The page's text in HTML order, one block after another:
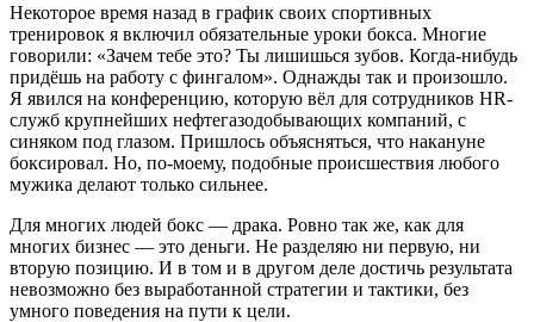
Некоторое время назад в график своих спортивных
тренировок я включил обязательные уроки бокса. Многие
говорили: «Зачем тебе это? Ты лишишься зубов. Когда-нибудь
придёшь на работу с фингалом». Однажды так и произошло.
Я явился на конференцию, которую вёл для сотрудников HR-
служб крупнейших нефтегазодобывающих компаний, с
синяком под глазом. Пришлось объясняться, что накануне
боксировал. Но, по-моему, подобные происшествия любого
мужика делают только сильнее.
Для многих людей бокс — драка. Ровно так же, как для
многих бизнес — это деньги. Не разделяю ни первую, ни
вторую позицию. И в том и в другом деле достичь результата
невозможно без выработанной стратегии и тактики, без
умного поведения на пути к цели.